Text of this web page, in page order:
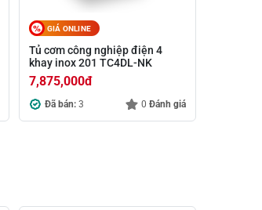
GIÁ ONLINE
Tủ cơm công nghiệp điện 4
khay inox 201 TC4DL-NK
7,875,000đ
Đã bán:3 0 Đánh giá